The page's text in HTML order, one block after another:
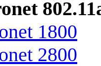
1800
2800